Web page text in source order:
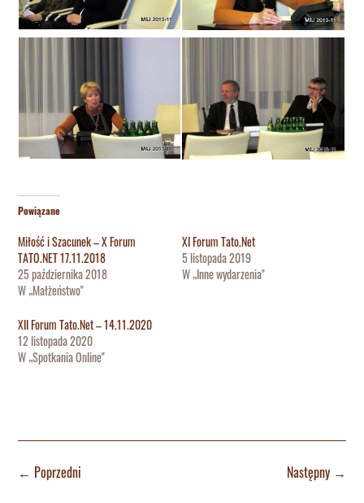
Powiązane
Miłość i Szacunek – X Forum
TATO.NET 17.11.2018
25 października 2018
W „Małżeństwo"
XI Forum Tato.Net
5 listopada 2019
W „Inne wydarzenia"
XII Forum Tato.Net – 14.11.2020
12 listopada 2020
W „Spotkania Online"
← Poprzedni Następny→